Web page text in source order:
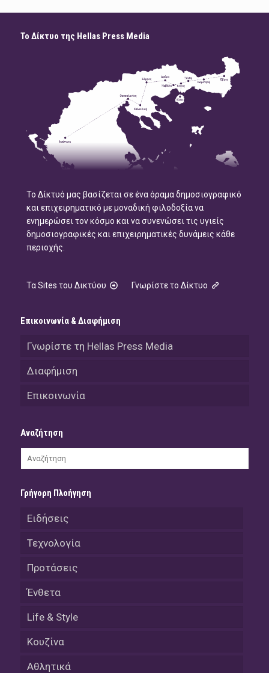
Το Δίκτυο της Hellas Press Media
Το Δίκτυό μας βασίζεται σε ένα όραμα δημοσιογραφικό
και επιχειρηματικό με μοναδική φιλοδοξία να
ενημερώσει τον κόσμο και να συνενώσει τις υγιείς
δημοσιογραφικές και επιχειρηματικές δυνάμεις κάθε
περιοχής.
Τα Sites του Δικτύου Γνωρίστε το Δίκτυο
Επικοινωνία & Διαφήμιση
Γνωρίστε τη Hellas Press Media
Διαφήμιση
Επικοινωνία
Αναζήτηση
Γρήγορη Πλοήγηση
Ειδήσεις
Τεχνολογία
Προτάσεις
Ένθετα
Life & Style
Κουζίνα
Αθλητικά